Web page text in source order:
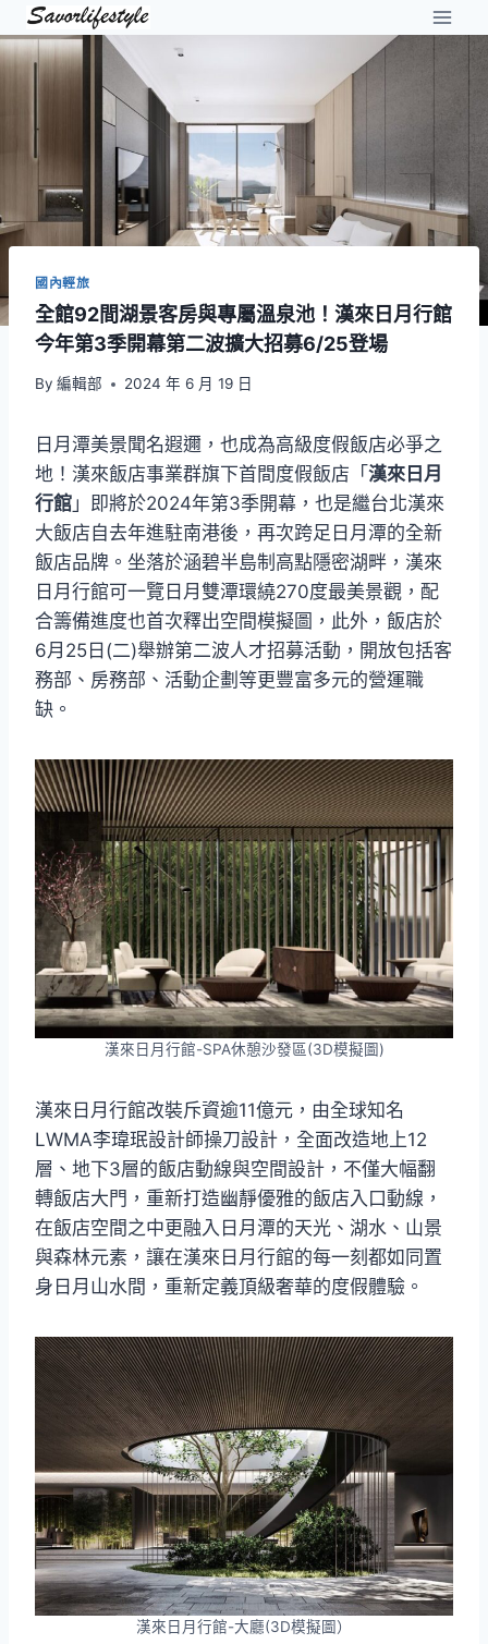
Skip
to
content
國內輕旅
全館92間湖景客房與專屬溫泉池！漢來日月行館
今年第3季開幕第二波擴大招募6/25登場
By 編輯部 2024 年 6 月 19 日
日月潭美景聞名遐邇，也成為高級度假飯店必爭之
地！漢來飯店事業群旗下首間度假飯店「 漢來日月
行館 」即將於2024年第3季開幕，也是繼台北漢來
大飯店自去年進駐南港後，再次跨足日月潭的全新
飯店品牌。坐落於涵碧半島制高點隱密湖畔，漢來
日月行館可一覽日月雙潭環繞270度最美景觀，配
合籌備進度也首次釋出空間模擬圖，此外，飯店於
6月25日(二)舉辦第二波人才招募活動，開放包括客
務部、房務部、活動企劃等更豐富多元的營運職
缺。
漢來日月行館-SPA休憩沙發區(3D模擬圖)
漢來日月行館改裝斥資逾11億元，由全球知名
LWMA李瑋珉設計師操刀設計，全面改造地上12
層、地下3層的飯店動線與空間設計，不僅大幅翻
轉飯店大門，重新打造幽靜優雅的飯店入口動線，
在飯店空間之中更融入日月潭的天光、湖水、山景
與森林元素，讓在漢來日月行館的每一刻都如同置
身日月山水間，重新定義頂級奢華的度假體驗。
漢來日月行館-大廳(3D模擬圖）